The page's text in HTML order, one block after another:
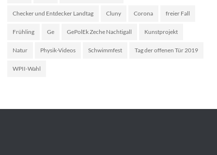
Checker und Entdecker Landtag Cluny Corona freier Fall
Frühling Ge GePolEk Zeche Nachtigall Kunstprojekt
Natur Physik-Videos Schwimmfest Tag der offenen Tür 2019
WPII-Wahl